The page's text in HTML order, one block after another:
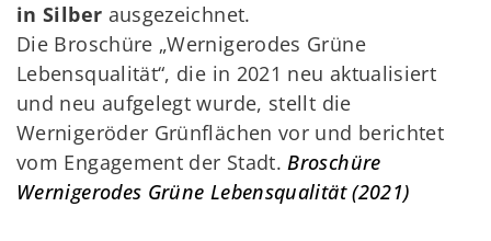
in Silber ausgezeichnet.
Die Broschüre „Wernigerodes Grüne
Lebensqualität“, die in 2021 neu aktualisiert
und neu aufgelegt wurde, stellt die
Wernigeröder Grünflächen vor und berichtet
vom Engagement der Stadt.Broschüre
Wernigerodes Grüne Lebensqualität (2021)